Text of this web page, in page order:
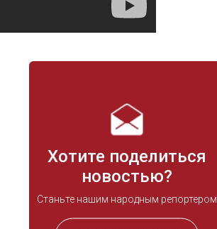
Хотите поделиться
новостью?
Станьте нашим народным репортером